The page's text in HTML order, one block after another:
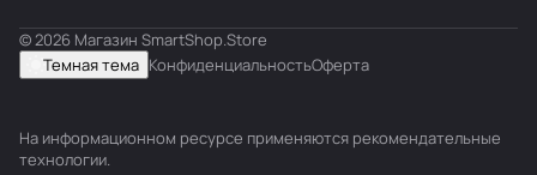
© 2026 Магазин SmartShop.Store
Темная тема КонфиденциальностьОферта
На информационном ресурсе применяются рекомендательные
технологии.